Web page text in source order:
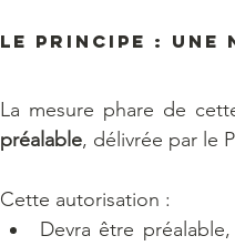
Le principe :
La mesure phare de
préalable, délivrée par le
Cette autorisation :
Devra être